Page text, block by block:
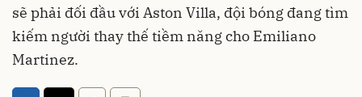
sẽ phải đối đầu với Aston Villa, đội bóng đang tìm
kiếm người thay thế tiềm năng cho Emiliano
Martinez.